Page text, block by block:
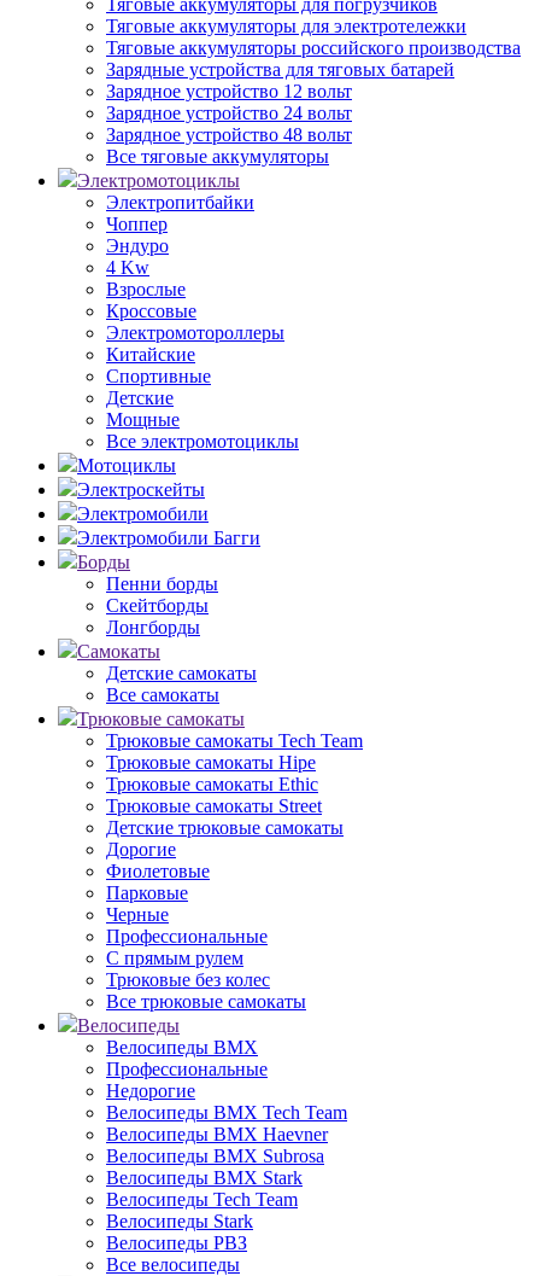
Тяговые аккумуляторы для погрузчиков
Тяговые аккумуляторы для электротележки
Тяговые аккумуляторы российского производства
Зарядные устройства для тяговых батарей
Зарядное устройство 12 вольт
Зарядное устройство 24 вольт
Зарядное устройство 48 вольт
Все тяговые аккумуляторы
Электромотоциклы
Электропитбайки
Чоппер
Эндуро
4 Kw
Взрослые
Кроссовые
Электромотороллеры
Китайские
Спортивные
Детские
Мощные
Все электромотоциклы
Мотоциклы
Электроскейты
Электромобили
Электромобили Багги
Борды
Пенни борды
Скейтборды
Лонгборды
Самокаты
Детские самокаты
Все самокаты
Трюковые самокаты
Трюковые самокаты Tech Team
Трюковые самокаты Hipe
Трюковые самокаты Ethic
Трюковые самокаты Street
Детские трюковые самокаты
Дорогие
Фиолетовые
Парковые
Черные
Профессиональные
С прямым рулем
Трюковые без колес
Все трюковые самокаты
Велосипеды
Велосипеды BMX
Профессиональные
Недорогие
Велосипеды BMX Tech Team
Велосипеды BMX Haevner
Велосипеды BMX Subrosa
Велосипеды BMX Stark
Велосипеды Tech Team
Велосипеды Stark
Велосипеды РВЗ
Все велосипеды